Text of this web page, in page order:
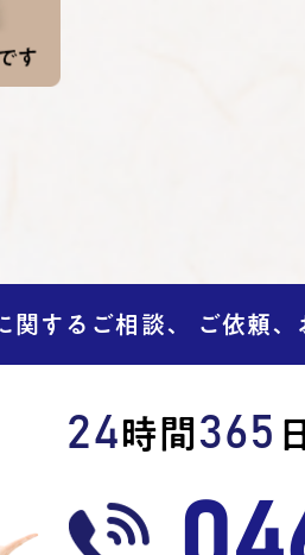
関するご相談、 ご依頼
24時間 365